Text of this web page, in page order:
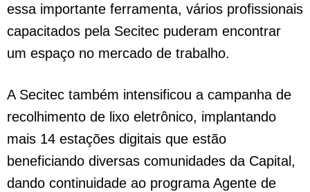
essa importante ferramenta, vários profissionais
capacitados pela Secitec puderam encontrar
um espaço no mercado de trabalho.
A Secitec também intensificou a campanha de
recolhimento de lixo eletrônico, implantando
mais 14 estações digitais que estão
beneficiando diversas comunidades da Capital,
dando continuidade ao programa Agente de